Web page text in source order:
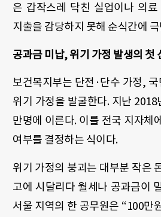
은 갑작스레 닥친 실업이나 의료
지출을 감당하지 못해 순식간에
공과금 미납, 위기 가정 발생의 첫
보건복지부는 단전·단수 가정,
위기 가정을 발굴한다. 지난
만명에 이른다. 이를 전국 지자체
여부를 결정하는 식이다.
위기 가정의 붕괴는 대부분 작은
고에 시달리다 월세나 공과금이
서울 지역의 한 공무원은 “100만